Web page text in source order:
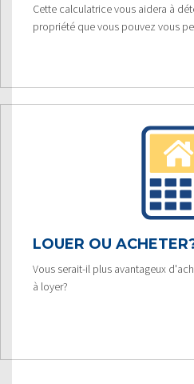
Cette calculatrice vous aidera à
propriété que vous pouvez vous
LOUER OU
Vous serait-il plus avantageux
à loyer?